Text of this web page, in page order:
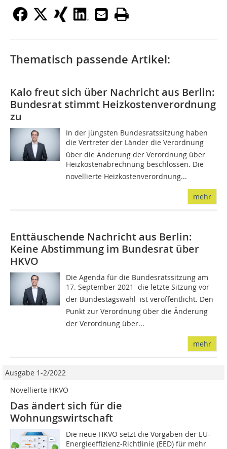
Thematisch passende Artikel:
Kalo freut sich über Nachricht aus Berlin:
Bundesrat stimmt Heizkostenverordnung
zu
In der jüngsten Bundesratssitzung haben
die Vertreter der Länder die Verordnung
über die Änderung der Verordnung über
Heizkostenabrechnung beschlossen. Die
novellierte Heizkostenverordnung...
mehr
Enttäuschende Nachricht aus Berlin:
Keine Abstimmung im Bundesrat über
HKVO
Die Agenda für die Bundesratssitzung am
17. September 2021  die letzte Sitzung vor
der Bundestagswahl  ist veröffentlicht. Den
Punkt zur Verordnung über die Änderung
der Verordnung über...
mehr
Ausgabe 1-2/2022
Novellierte HKVO
Das ändert sich für die
Wohnungswirtschaft
Die neue HKVO setzt die Vorgaben der EU-
Energieeffizienz-Richtlinie (EED) für mehr